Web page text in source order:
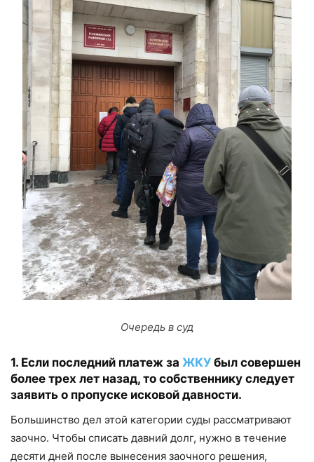
Очередь в суд
1. Если последний платеж за ЖКУ был совершен
более трех лет назад, то собственнику следует
заявить о пропуске исковой давности.
Большинство дел этой категории суды рассматривают
заочно. Чтобы списать давний долг, нужно в течение
десяти дней после вынесения заочного решения,